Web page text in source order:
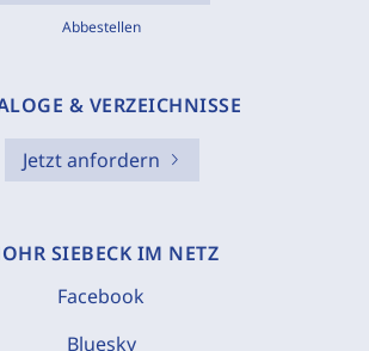
Abbestellen
& VERZEICHNISSE
Jetzt anfordern
SIEBECK IM NETZ
Facebook
Bluesky